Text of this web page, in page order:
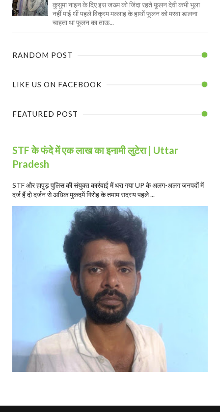
कुसुमा नाइन के दिए इस जख्म को जिंदा रहते फूलन देवी कभी भुला
नहीं पाई थीं पहले विक्रम मल्लाह के हाथों फूलन को मरवा डालना
चाहता था फूलन का ताऊ...
RANDOM POST
LIKE US ON FACEBOOK
FEATURED POST
STF के फंदे में एक लाख का इनामी लुटेरा | Uttar
Pradesh
STF और हापुड़ पुलिस की संयुक्त कार्रवाई में धरा गया UP के अलग-अलग जनपदों में
दर्ज हैं दो दर्जन से अधिक मुकदमें गिरोह के तमाम सदस्य पहले ...